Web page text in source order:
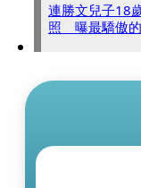
連勝文兒子18
照 曝最驕傲